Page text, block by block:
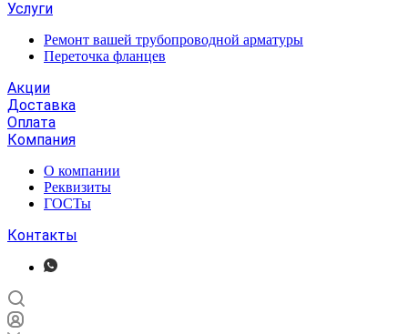
Услуги
Ремонт вашей трубопроводной арматуры
Переточка фланцев
Акции
Доставка
Оплата
Компания
О компании
Реквизиты
ГОСТы
Контакты